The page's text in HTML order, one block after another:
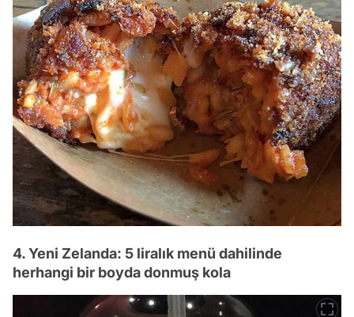
4. Yeni Zelanda: 5 liralık menü dahilinde
herhangi bir boyda donmuş kola